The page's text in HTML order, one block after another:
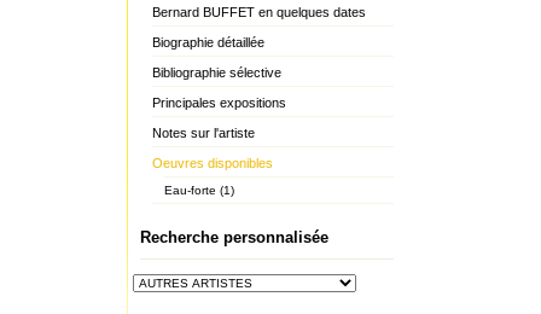
Bernard BUFFET en quelques dates
Biographie détaillée
Bibliographie sélective
Principales expositions
Notes sur l'artiste
Oeuvres disponibles
Eau-forte (1)
Recherche personnalisée